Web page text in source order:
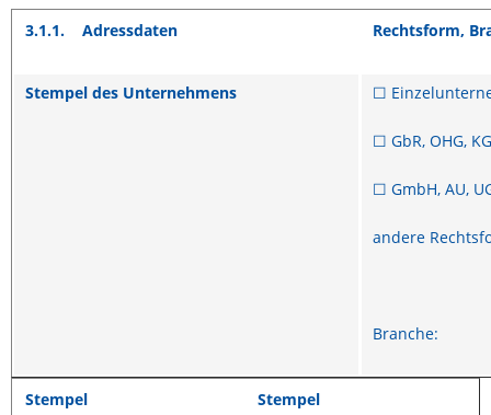
3.1.1. Adressdaten Rechtsform,
Stempel des Unternehmens ☐
☐ GbR, OHG,
☐ GmbH, AU,
andere
Branche:
Stempel Stempel